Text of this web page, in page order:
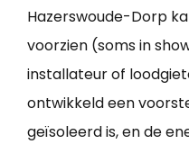
Hazerswoude-Dorp
voorzien (soms in
installateur of
ontwikkeld een
geïsoleerd is, en de